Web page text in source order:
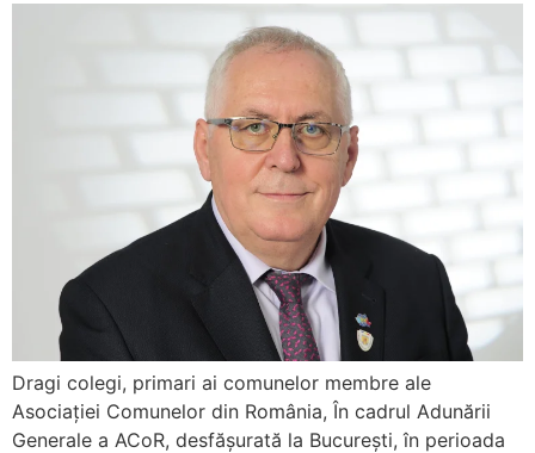
Dragi colegi, primari ai comunelor membre ale
Asociației Comunelor din România, În cadrul Adunării
Generale a ACoR, desfășurată la București, în perioada